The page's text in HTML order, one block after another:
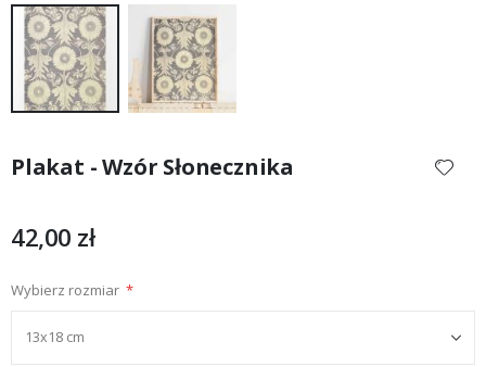
początek
Plakat - Wzór Słonecznika
42,00 zł
Wybierz rozmiar